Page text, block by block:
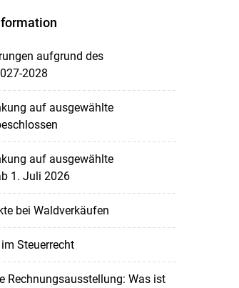
aufgrund des
2028
auf ausgewählte
auf ausgewählte
1. Juli 2026
bei Waldverkäufen
Steuerrecht
Rechnungsausstellung: Was ist